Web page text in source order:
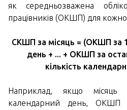
як середньозважена
працівників (ОКШП) для
СКШП за місяць = (ОКШП за
день + ... + ОКШП за
кількість
Наприклад, якщо
календарний день,